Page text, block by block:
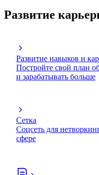
Развитие
Развитие навыков и
Постройте свой план
и зарабатывать больше
Сетка
Соцсеть для
сфере